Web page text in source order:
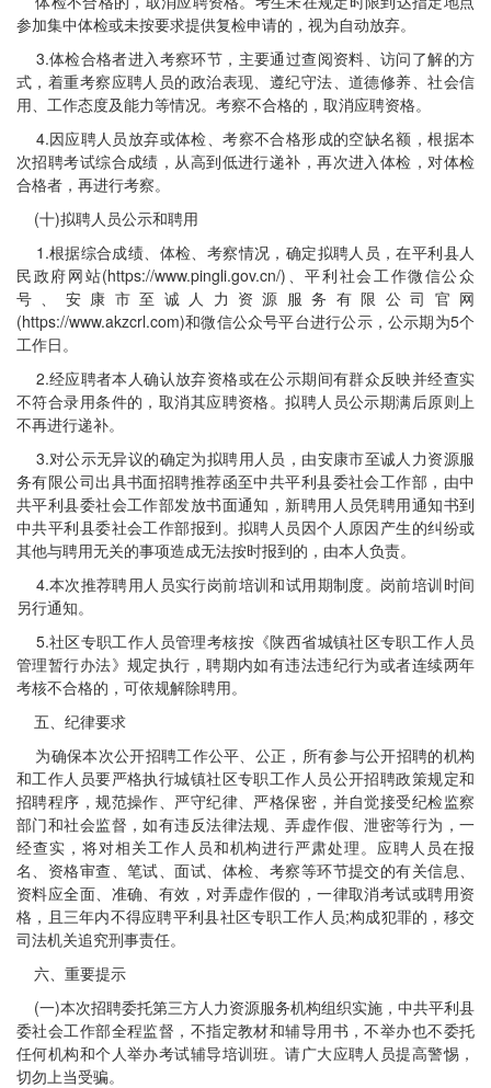
参加集中体检或未按要求提供复检申请的，视为自动放弃。
3.体检合格者进入考察环节，主要通过查阅资料、访问了解的方
式，着重考察应聘人员的政治表现、遵纪守法、道德修养、社会信
用、工作态度及能力等情况。考察不合格的，取消应聘资格。
4.因应聘人员放弃或体检、考察不合格形成的空缺名额，根据本
次招聘考试综合成绩，从高到低进行递补，再次进入体检，对体检
合格者，再进行考察。
(十)拟聘人员公示和聘用
1.根据综合成绩、体检、考察情况，确定拟聘人员，在平利县人
民政府网站(https://www.pingli.gov.cn/)、平利社会工作微信公众
号、安康市至诚人力资源服务有限公司官网
(https://www.akzcrl.com)和微信公众号平台进行公示，公示期为5个
工作日。
2.经应聘者本人确认放弃资格或在公示期间有群众反映并经查实
不符合录用条件的，取消其应聘资格。拟聘人员公示期满后原则上
不再进行递补。
3.对公示无异议的确定为拟聘用人员，由安康市至诚人力资源服
务有限公司出具书面招聘推荐函至中共平利县委社会工作部，由中
共平利县委社会工作部发放书面通知，新聘用人员凭聘用通知书到
中共平利县委社会工作部报到。拟聘人员因个人原因产生的纠纷或
其他与聘用无关的事项造成无法按时报到的，由本人负责。
4.本次推荐聘用人员实行岗前培训和试用期制度。岗前培训时间
另行通知。
5.社区专职工作人员管理考核按《陕西省城镇社区专职工作人员
管理暂行办法》规定执行，聘期内如有违法违纪行为或者连续两年
考核不合格的，可依规解除聘用。
五、纪律要求
为确保本次公开招聘工作公平、公正，所有参与公开招聘的机构
和工作人员要严格执行城镇社区专职工作人员公开招聘政策规定和
招聘程序，规范操作、严守纪律、严格保密，并自觉接受纪检监察
部门和社会监督，如有违反法律法规、弄虚作假、泄密等行为，一
经查实，将对相关工作人员和机构进行严肃处理。应聘人员在报
名、资格审查、笔试、面试、体检、考察等环节提交的有关信息、
资料应全面、准确、有效，对弄虚作假的，一律取消考试或聘用资
格，且三年内不得应聘平利县社区专职工作人员;构成犯罪的，移交
司法机关追究刑事责任。
六、重要提示
(一)本次招聘委托第三方人力资源服务机构组织实施，中共平利县
委社会工作部全程监督，不指定教材和辅导用书，不举办也不委托
任何机构和个人举办考试辅导培训班。请广大应聘人员提高警惕，
切勿上当受骗。